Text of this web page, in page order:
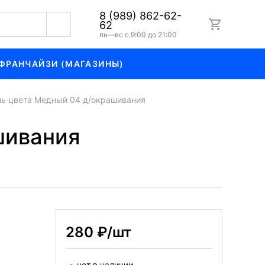
8 (989) 862-62-
62
пн—вс с 9:00 до 21:00
(МАГАЗИНЫ)
цвета Медный 04 д/окрашивания
280 ₽/шт